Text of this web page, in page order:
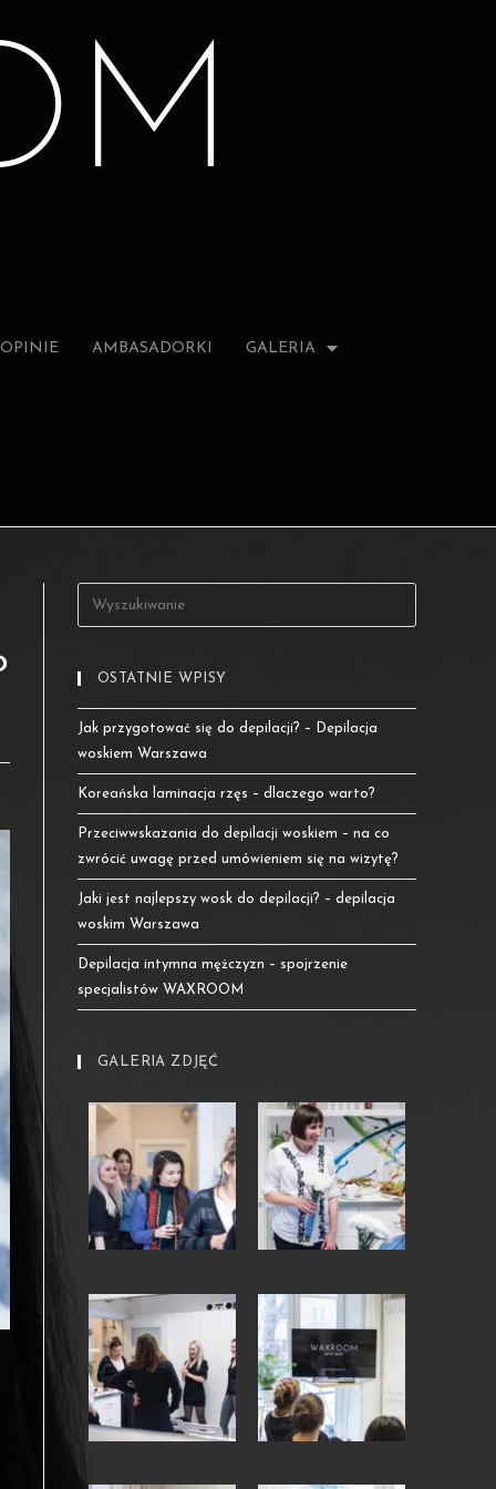
OPINIE AMBASADORKI GALERIA
OSTATNIE WPISY
Jak przygotować się do depilacji? – Depilacja
woskiem Warszawa
Koreańska laminacja rzęs – dlaczego warto?
Przeciwwskazania do depilacji woskiem – na co
zwrócić uwagę przed umówieniem się na wizytę?
Jaki jest najlepszy wosk do depilacji? – depilacja
woskim Warszawa
Depilacja intymna mężczyzn – spojrzenie
specjalistów WAXROOM
GALERIA ZDJĘĆ